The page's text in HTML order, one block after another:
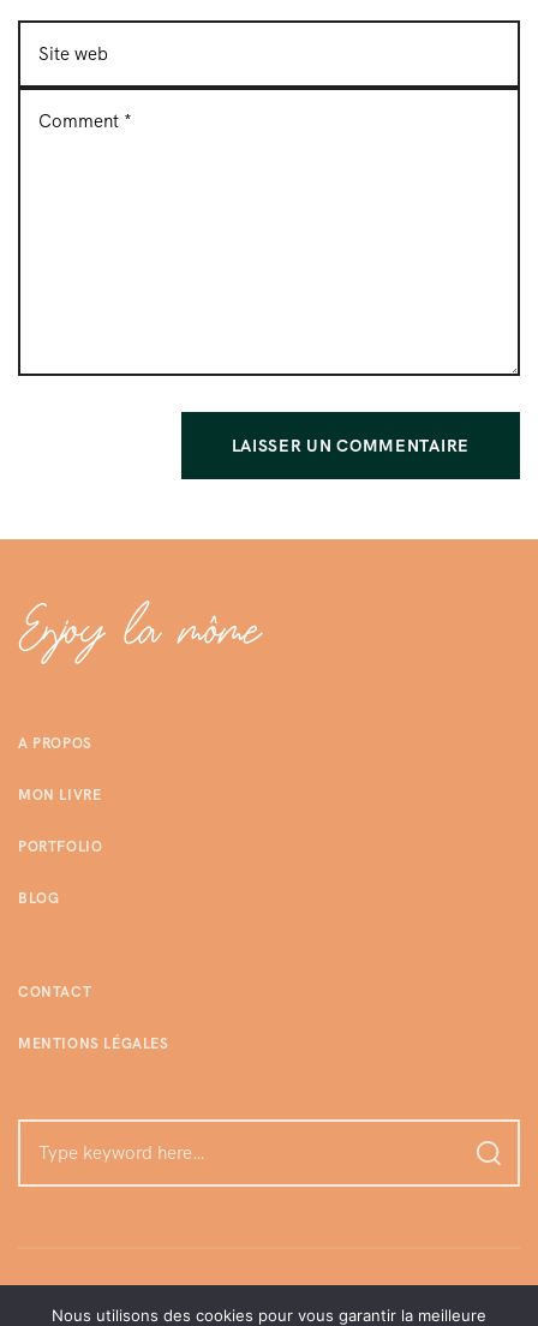
A PROPOS
MON LIVRE
PORTFOLIO
BLOG
CONTACT
MENTIONS LÉGALES
Nous utilisons des cookies pour vous garantir la meilleure